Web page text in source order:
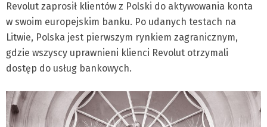
Revolut zaprosił klientów z Polski do aktywowania konta
w swoim europejskim banku. Po udanych testach na
Litwie, Polska jest pierwszym rynkiem zagranicznym,
gdzie wszyscy uprawnieni klienci Revolut otrzymali
dostęp do usług bankowych.